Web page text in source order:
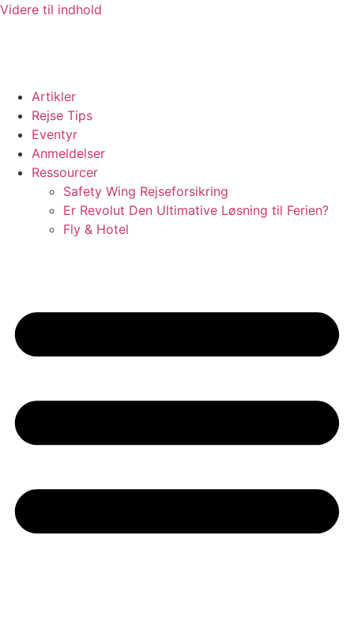
Videre til indhold
Artikler
Rejse Tips
Eventyr
Anmeldelser
Ressourcer
Safety Wing Rejseforsikring
Er Revolut Den Ultimative Løsning til Ferien?
Fly & Hotel